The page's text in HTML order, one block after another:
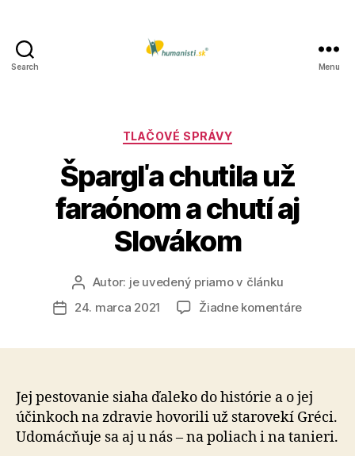
Search Menu
Kategórie
TLAČOVÉ SPRÁVY
Špargľa chutila už
faraónom a chutí aj
Slovákom
Autor
článku
Autor: je uvedený priamo v článku
Dátum
24. marca 2021 Žiadne komentárena
a
chutí
Jej pestovanie siaha ďaleko do histórie a o jej
účinkoch na zdravie hovorili už starovekí Gréci.
Udomácňuje sa aj u nás – na poliach i na tanieri.